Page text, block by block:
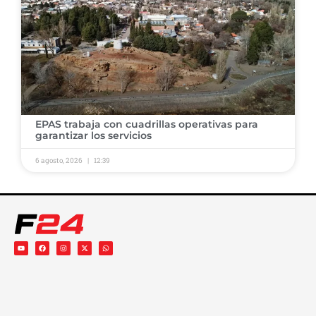
​EPAS trabaja con cuadrillas operativas para
garantizar los servicios ​
6 agosto, 2026 12:39